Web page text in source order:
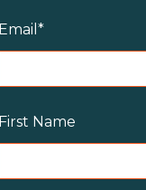
Email *
First Name